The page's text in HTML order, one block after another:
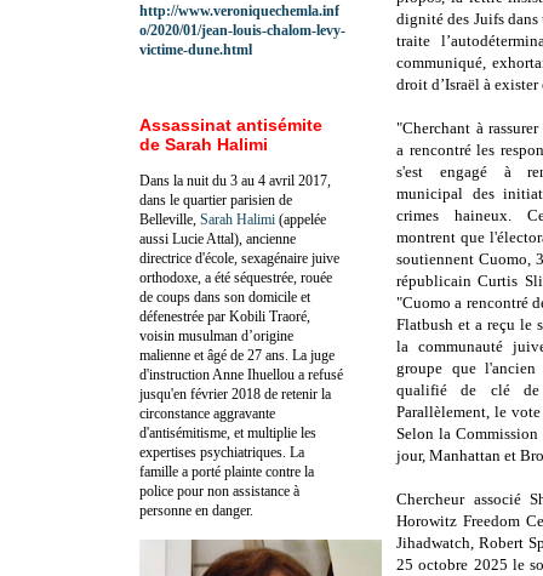
dignité des Juifs
traite
communiqué,
droit d’Israël à
"Cherchant à
a rencontré les
s'est engagé à
municipal des
crimes haineux.
montrent que
soutiennent Cuomo,
républicain Curtis
"Cuomo a rencontré
Flatbush et a reçu le
la communauté
groupe que
qualifié de clé
Parallèlement, le
Selon la
jour, Manhattan et
Chercheur associé
Horowitz Freedom
Jihadwatch, Robert
25 octobre 2025 le
http://www.veroniquechemla.inf
o/2020/01/jean-louis-chalom-levy-
victime-dune.html
Assassinat antisémite
de Sarah Halimi
Dans la nuit du 3 au 4 avril 2017,
dans le quartier parisien de
Belleville, Sarah Halimi (appelée
aussi Lucie Attal), ancienne
directrice d'école, sexagénaire juive
orthodoxe, a été séquestrée, rouée
de coups dans son domicile et
défenestrée par Kobili Traoré,
voisin musulman d’origine
malienne et âgé de 27 ans. La juge
d'instruction Anne Ihuellou a refusé
jusqu'en février 2018 de retenir la
circonstance aggravante
d'antisémitisme, et multiplie les
expertises psychiatriques. La
famille a porté plainte contre la
police pour non assistance à
personne en danger.